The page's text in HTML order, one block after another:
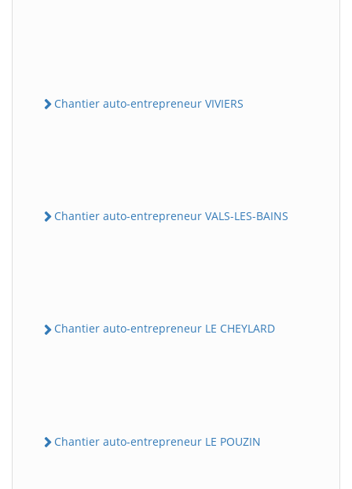
Chantier auto-entrepreneur VIVIERS
Chantier auto-entrepreneur VALS-LES-BAINS
Chantier auto-entrepreneur LE CHEYLARD
Chantier auto-entrepreneur LE POUZIN